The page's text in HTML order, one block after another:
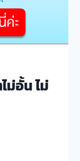
ม่อั้น ไม่